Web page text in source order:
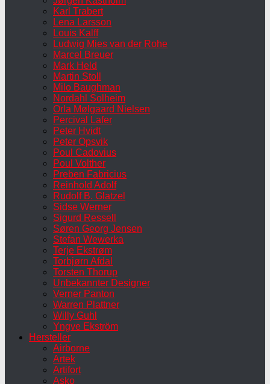
Karl Trabert
Lena Larsson
Louis Kalff
Ludwig Mies van der Rohe
Marcel Breuer
Mark Held
Martin Stoll
Milo Baughman
Nordahl Solheim
Orla Mølgaard Nielsen
Percival Lafer
Peter Hvidt
Peter Opsvik
Poul Cadovius
Poul Volther
Preben Fabricius
Reinhold Adolf
Rudolf B. Glatzel
Sidse Werner
Sigurd Ressell
Søren Georg Jensen
Stefan Wewerka
Terje Ekstrøm
Torbjørn Afdal
Torsten Thorup
Unbekannter Designer
Verner Panton
Warren Plattner
Willy Guhl
Yngve Ekström
Hersteller
Airborne
Artek
Artifort
Asko